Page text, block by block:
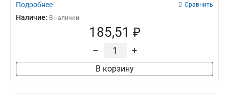
Подробнее Сравнить
Наличие: В наличии
185,51 ₽
– +
В корзину